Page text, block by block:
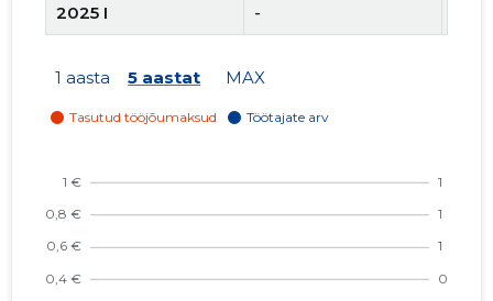
2025 I -
2023 IV 4095 €
2023 III
1 aasta 5 aastat MAX